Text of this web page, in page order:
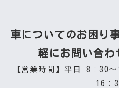
車についてのお困り
軽にお問い合わ
【営業時間】平日 8：30
16：